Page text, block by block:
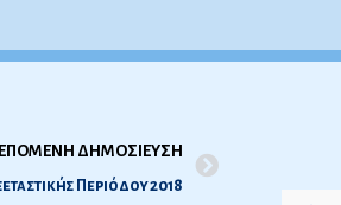
ΕΠΟΜΕΝΗ ΔΗΜΟΣΙΕΥΣΗ
Περιόδου 2018